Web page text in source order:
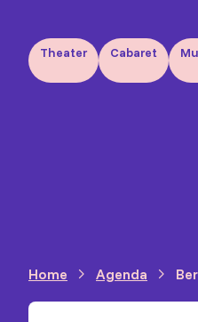
Theater Cabaret
Home Agenda